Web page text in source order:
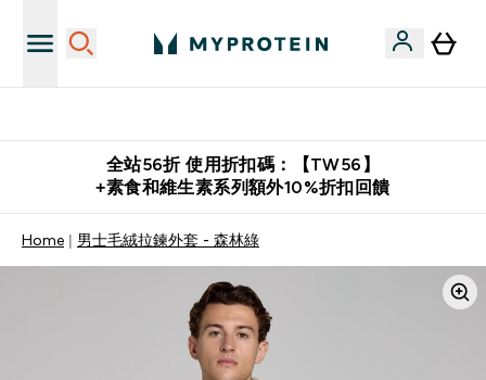
全站56折 使用折扣碼：【TW56】
+素食和維生素系列額外10%折扣回饋
Home 男士毛絨拉鍊外套 - 森林綠